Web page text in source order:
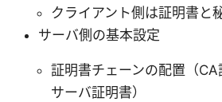
クライアント側は証明書と
サーバ側の基本設定
証明書チェーンの配置（CA
サーバ証明書）